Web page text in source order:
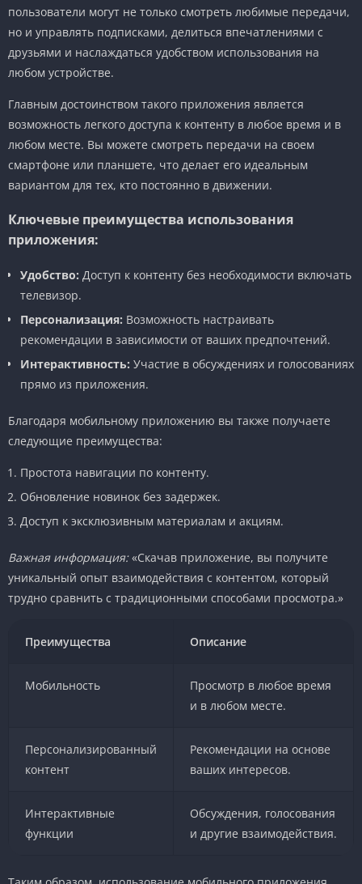
пользователи могут не только смотреть любимые передачи,
но и управлять подписками, делиться впечатлениями с
друзьями и наслаждаться удобством использования на
любом устройстве.
Главным достоинством такого приложения является
возможность легкого доступа к контенту в любое время и в
любом месте. Вы можете смотреть передачи на своем
смартфоне или планшете, что делает его идеальным
вариантом для тех, кто постоянно в движении.
Ключевые преимущества использования
приложения:
Удобство: Доступ к контенту без необходимости включать
телевизор.
Персонализация: Возможность настраивать
рекомендации в зависимости от ваших предпочтений.
Интерактивность: Участие в обсуждениях и голосованиях
прямо из приложения.
Благодаря мобильному приложению вы также получаете
следующие преимущества:
Простота навигации по контенту.
Обновление новинок без задержек.
Доступ к эксклюзивным материалам и акциям.
Важная информация:«Скачав приложение, вы получите
уникальный опыт взаимодействия с контентом, который
трудно сравнить с традиционными способами просмотра.»
Преимущества Описание
Мобильность
Просмотр в любое время
и в любом месте.
Персонализированный
контент
Рекомендации на основе
ваших интересов.
Интерактивные
функции
Обсуждения, голосования
и другие взаимодействия.